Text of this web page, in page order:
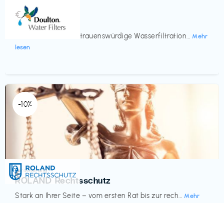
Küche & Haushalt
Doulton
Seit 200 Jahren vertrauenswürdige Wasserfiltration... Mehr
lesen
€‎
-10%
Versicherung
ROLAND Rechtsschutz
Stark an Ihrer Seite – vom ersten Rat bis zur rech... Mehr
€‎